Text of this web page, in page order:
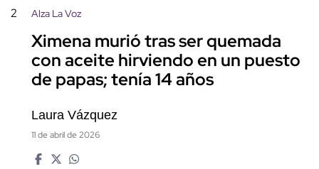
2 Alza La Voz
Ximena murió tras ser quemada
con aceite hirviendo en un puesto
de papas; tenía 14 años
Laura Vázquez
11 de abril de 2026